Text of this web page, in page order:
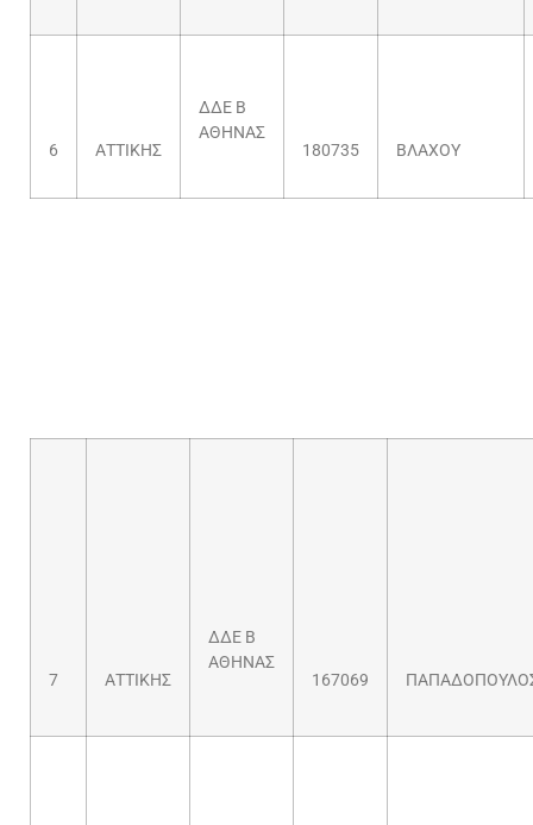
6 ΑΤΤΙΚΗΣ
ΔΔΕ Β
ΑΘΗΝΑΣ
180735
ΒΛΑΧΟΥ
7 ΑΤΤΙΚΗΣ
ΔΔΕ Β
ΑΘΗΝΑΣ
167069